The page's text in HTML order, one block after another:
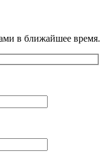
в ближайшее время.